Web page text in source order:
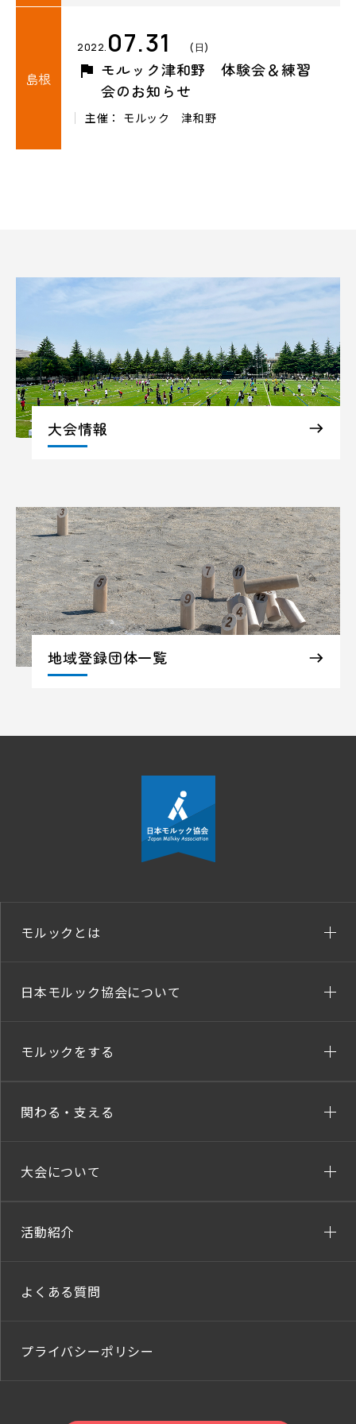
島根
2022. 07.31 (日)
モルック津和野 体験会＆練習
会のお知らせ
主催： モルック 津和野
大会情報
地域登録団体一覧
モルックとは
日本モルック協会について
モルックをする
関わる・支える
大会について
活動紹介
よくある質問
プライバシーポリシー